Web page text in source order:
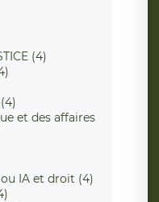
(4)
et des affaires
IA et droit (4)